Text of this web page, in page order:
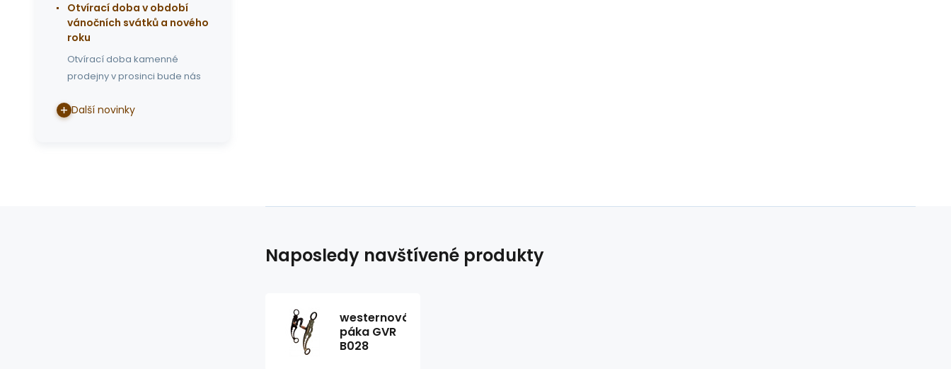
Otvírací doba v období
vánočních svátků a nového
roku
Otvírací doba kamenné
prodejny v prosinci bude nás
Další novinky
Naposledy navštívené produkty
westernová
páka GVR
B028